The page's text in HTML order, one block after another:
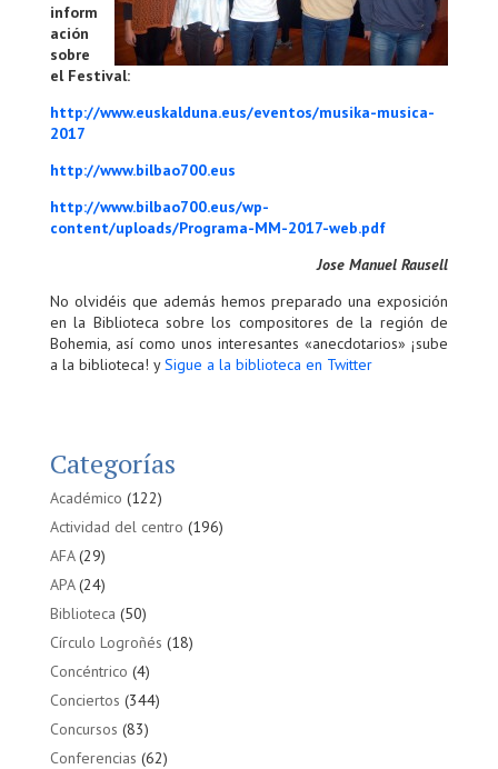
inform
ación
sobre
el Festival:
http://www.euskalduna.eus/eventos/musika-musica-
2017
http://www.bilbao700.eus
http://www.bilbao700.eus/wp-
content/uploads/Programa-MM-2017-web.pdf
Jose Manuel Rausell
No olvidéis que además hemos preparado una exposición
en la Biblioteca sobre los compositores de la región de
Bohemia, así como unos interesantes «anecdotarios» ¡sube
a la biblioteca! ySigue a la biblioteca en Twitter
Categorías
Académico (122)
Actividad del centro (196)
AFA(29)
APA(24)
Biblioteca (50)
Círculo Logroñés (18)
Concéntrico (4)
Conciertos (344)
Concursos (83)
Conferencias (62)